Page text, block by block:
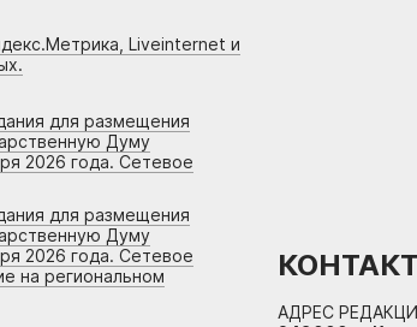
Liveinternet и
для размещения
Думу
2026 года. Сетевое
для размещения
Думу
2026 года. Сетевое
на региональном
АДРЕС